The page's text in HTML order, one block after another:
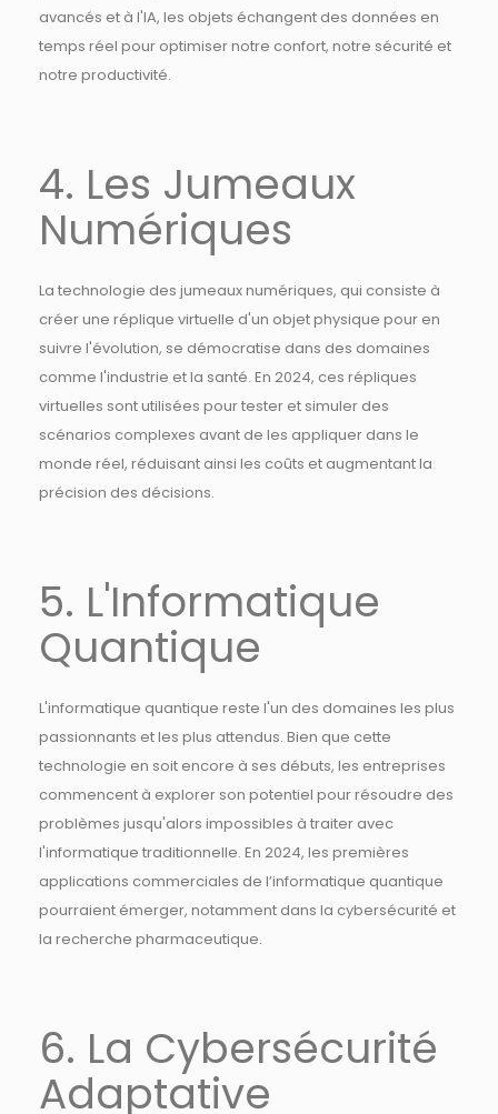
avancés et à l'IA, les objets échangent des données en
temps réel pour optimiser notre confort, notre sécurité et
notre productivité.
4. Les Jumeaux
Numériques
La technologie des jumeaux numériques, qui consiste à
créer une réplique virtuelle d'un objet physique pour en
suivre l'évolution, se démocratise dans des domaines
comme l'industrie et la santé. En 2024, ces répliques
virtuelles sont utilisées pour tester et simuler des
scénarios complexes avant de les appliquer dans le
monde réel, réduisant ainsi les coûts et augmentant la
précision des décisions.
5. L'Informatique
Quantique
L'informatique quantique reste l'un des domaines les plus
passionnants et les plus attendus. Bien que cette
technologie en soit encore à ses débuts, les entreprises
commencent à explorer son potentiel pour résoudre des
problèmes jusqu'alors impossibles à traiter avec
l'informatique traditionnelle. En 2024, les premières
applications commerciales de l’informatique quantique
pourraient émerger, notamment dans la cybersécurité et
la recherche pharmaceutique.
6. La Cybersécurité
Adaptative